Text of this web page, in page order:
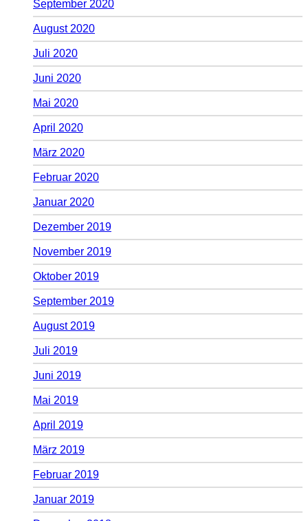
September 2020
August 2020
Juli 2020
Juni 2020
Mai 2020
April 2020
März 2020
Februar 2020
Januar 2020
Dezember 2019
November 2019
Oktober 2019
September 2019
August 2019
Juli 2019
Juni 2019
Mai 2019
April 2019
März 2019
Februar 2019
Januar 2019